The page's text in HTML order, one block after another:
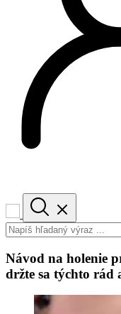
Návod na holenie
držte sa týchto rád